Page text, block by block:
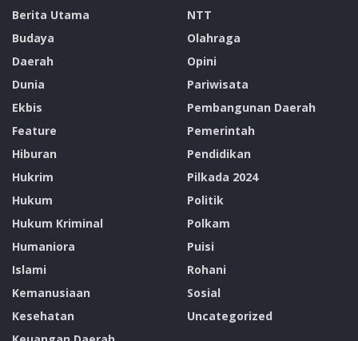
Berita Utama
Budaya
Daerah
Dunia
Ekbis
Feature
Hiburan
Hukrim
Hukum
Hukum Kriminal
Humaniora
Islami
Kemanusiaan
Kesehatan
NTT
Olahraga
Opini
Pariwisata
Pembangunan Daerah
Pemerintah
Pendidikan
Pilkada 2024
Politik
Polkam
Puisi
Rohani
Sosial
Uncategorized